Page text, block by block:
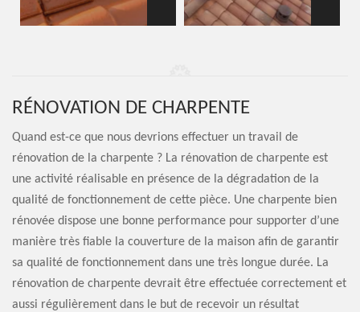
RÉNOVATION DE CHARPENTE
Quand est-ce que nous devrions effectuer un travail de
rénovation de la charpente ? La rénovation de charpente est
une activité réalisable en présence de la dégradation de la
qualité de fonctionnement de cette pièce. Une charpente bien
rénovée dispose une bonne performance pour supporter d’une
manière très fiable la couverture de la maison afin de garantir
sa qualité de fonctionnement dans une très longue durée. La
rénovation de charpente devrait être effectuée correctement et
aussi régulièrement dans le but de recevoir un résultat